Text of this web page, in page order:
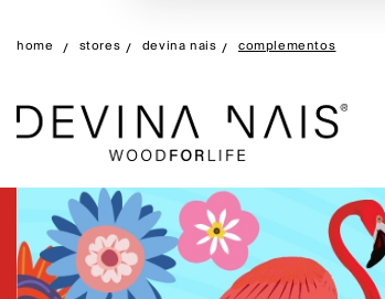
home stores devina nais complementos